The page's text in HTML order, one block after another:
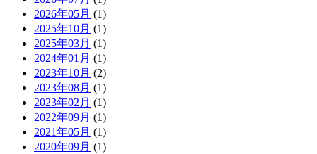
2026年05月 (1)
2025年10月 (1)
2025年03月 (1)
2024年01月 (1)
2023年10月 (2)
2023年08月 (1)
2023年02月 (1)
2022年09月 (1)
2021年05月 (1)
2020年09月 (1)